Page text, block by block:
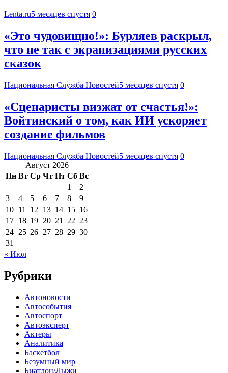
Lenta.ru5 месяцев спустя 0
«Это чудовищно!»: Бурляев раскрыл,
что не так с экранизациями русских
сказок
Национальная Служба Новостей5 месяцев спустя 0
«Сценаристы визжат от счастья!»:
Войтинский о том, как ИИ ускоряет
создание фильмов
Национальная Служба Новостей5 месяцев спустя 0
Август 2026
Пн Вт Ср Чт Пт Сб Вс
1
2
3
4 5 6 7 8
9
10 11 12 13 14 15 16
17 18 19 20 21 22 23
24 25 26 27 28 29 30
31
« Июл
Рубрики
Автоновости
Автособытия
Автоспорт
Автоэксперт
Актеры
Аналитика
Баскетбол
Безумный мир
Биатлон/Лыжи